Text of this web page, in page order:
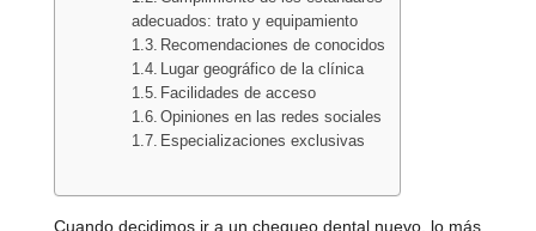
adecuados: trato y equipamiento
Recomendaciones de conocidos
Lugar geográfico de la clínica
Facilidades de acceso
Opiniones en las redes sociales
Especializaciones exclusivas
Cuando decidimos ir a un chequeo dental nuevo, lo más